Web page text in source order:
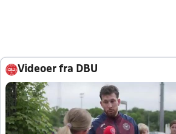
Videoer fra DBU